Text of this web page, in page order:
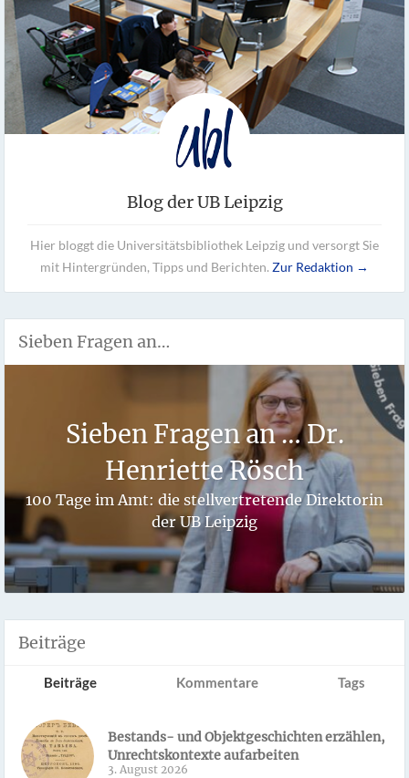
Blog der UB Leipzig
Hier bloggt die Universitätsbibliothek Leipzig und versorgt Sie
mit Hintergründen, Tipps und Berichten. Zur Redaktion →
Sieben Fragen an…
Sieben Fragen an … Dr.
Henriette Rösch
100 Tage im Amt: die stellvertretende Direktorin
der UB Leipzig
Beiträge
Beiträge Kommentare Tags
Bestands- und Objektgeschichten erzählen,
Unrechtskontexte aufarbeiten
3. August 2026